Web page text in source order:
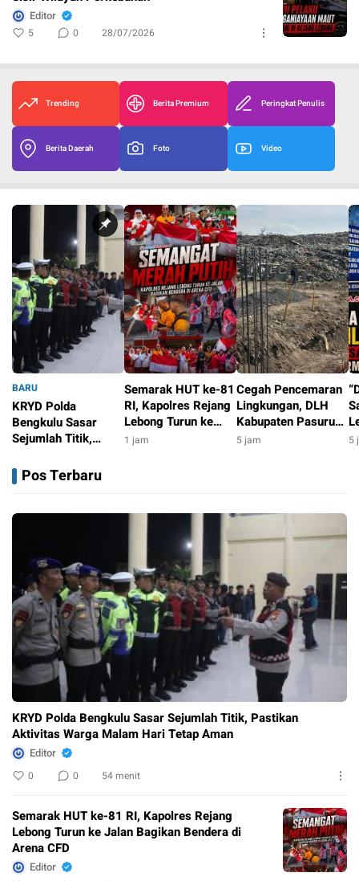
Editor
5 0 28/07/2026
Trending Berita Premium Peringkat Penulis
Berita Daerah Foto Video
BARU
KRYD Polda
Bengkulu Sasar
Sejumlah Titik,
Warga Malam Hari
Tetap Aman
Semarak HUT ke-81
RI, Kapolres Rejang
Lebong Turun ke
Jalan Bagikan
1 jam
Cegah Pencemaran
Lingkungan, DLH
Kabupaten Pasuruan
Modernisasi IPAL
5 jam 5
Pos Terbaru
KRYD Polda Bengkulu Sasar Sejumlah Titik, Pastikan
Aktivitas Warga Malam Hari Tetap Aman
Editor
0 0 54 menit
Semarak HUT ke-81 RI, Kapolres Rejang
Lebong Turun ke Jalan Bagikan Bendera di
Arena CFD
Editor